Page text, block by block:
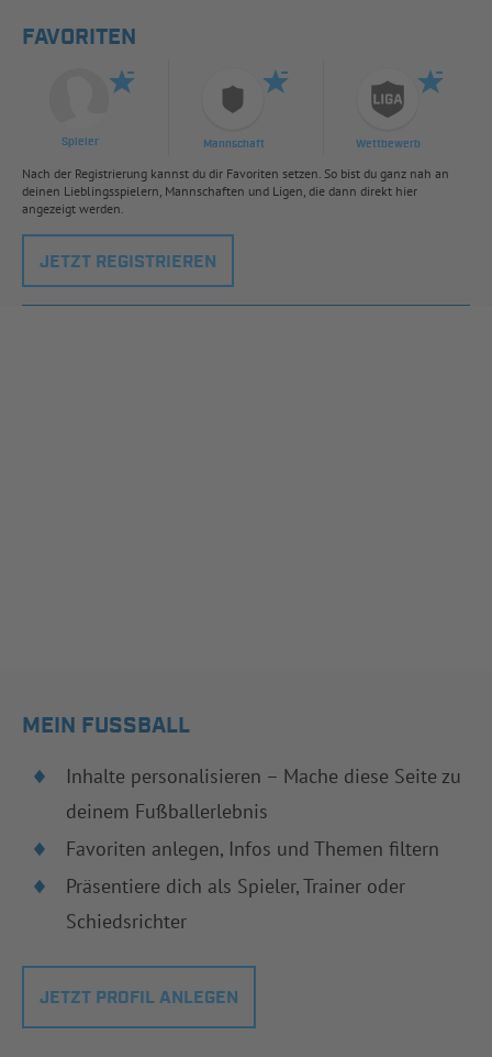
FAVORITEN
Spieler Mannschaft Wettbewerb
Nach der Registrierung kannst du dir Favoriten setzen. So bist du ganz nah an
deinen Lieblingsspielern, Mannschaften und Ligen, die dann direkt hier
angezeigt werden.
JETZT REGISTRIEREN
MEIN FUSSBALL
Inhalte personalisieren – Mache diese Seite zu
deinem Fußballerlebnis
Favoriten anlegen, Infos und Themen filtern
Präsentiere dich als Spieler, Trainer oder
Schiedsrichter
JETZT PROFIL ANLEGEN